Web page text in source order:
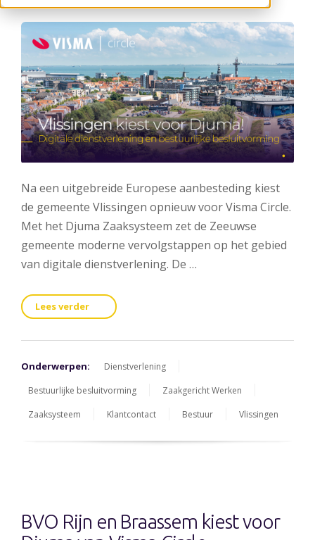
Na een uitgebreide Europese aanbesteding kiest
de gemeente Vlissingen opnieuw voor Visma Circle.
Met het Djuma Zaaksysteem zet de Zeeuwse
gemeente moderne vervolgstappen op het gebied
van digitale dienstverlening. De …
Lees verder
Onderwerpen:
Dienstverlening
Bestuurlijke besluitvorming
Zaakgericht Werken
Zaaksysteem
Klantcontact Bestuur Vlissingen
BVO Rijn en Braassem kiest voor